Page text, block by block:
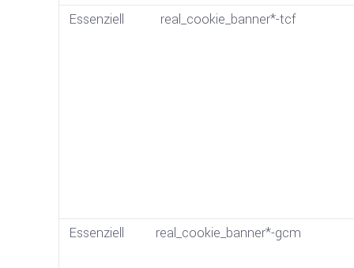
Essenziell real_cookie_banner*-tcf
Essenziell real_cookie_banner*-gcm